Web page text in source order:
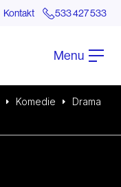
Kontakt 533 427 533
Menu
Komedie
Drama